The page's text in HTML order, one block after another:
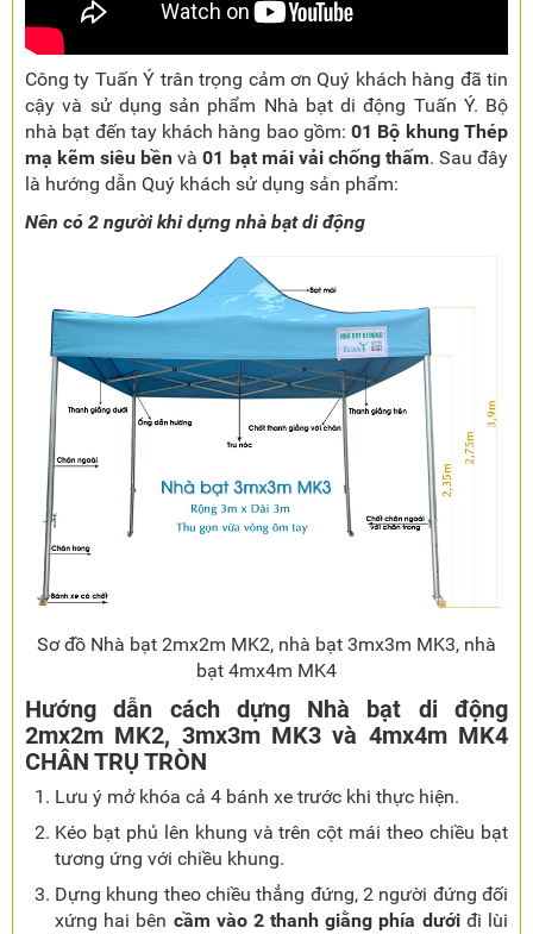
Công ty Tuấn Ý trân trọng cảm ơn Quý khách hàng đã tin
cậy và sử dụng sản phẩm Nhà bạt di động Tuấn Ý. Bộ
nhà bạt đến tay khách hàng bao gồm:01 Bộ khung Thép
mạ kẽm siêu bền và01 bạt mái vải chống thấm. Sau đây
là hướng dẫn Quý khách sử dụng sản phẩm:
Nên có 2 người khi dựng nhà bạt di động
Sơ đồ Nhà bạt 2mx2m MK2, nhà bạt 3mx3m MK3, nhà
bạt 4mx4m MK4
Hướng dẫn cách dựng Nhà bạt di động
2mx2m MK2, 3mx3m MK3 và 4mx4m MK4
CHÂN TRỤ TRÒN
Lưu ý mở khóa cả 4 bánh xe trước khi thực hiện.
Kéo bạt phủ lên khung và trên cột mái theo chiều bạt
tương ứng với chiều khung.
Dựng khung theo chiều thẳng đứng, 2 người đứng đối
xứng hai bên cầm vào 2 thanh giằng phía dướiđi lùi